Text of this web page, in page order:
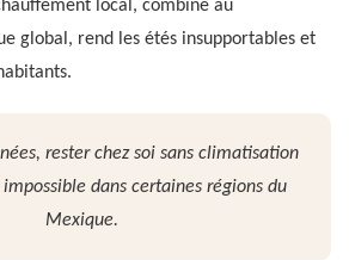
local, combiné au
global, rend les étés insupportables et
rester chez soi sans climatisation
dans certaines régions du
Mexique.